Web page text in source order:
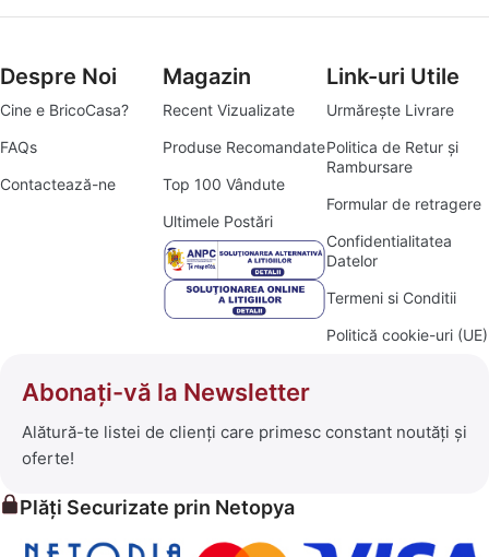
Despre Noi
Cine e BricoCasa?
FAQs
Contactează-ne
Magazin
Recent Vizualizate
Produse Recomandate
Top 100 Vândute
Ultimele Postări
Link-uri Utile
Urmărește Livrare
Politica de Retur și
Rambursare
Formular de retragere
Confidentialitatea
Datelor
Termeni si Conditii
Politică cookie-uri (UE)
Abonați-vă la Newsletter
Alătură-te listei de clienți care primesc constant noutăți și
oferte!
Plăți Securizate prin Netopya